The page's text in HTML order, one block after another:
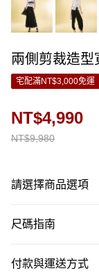
兩側剪裁造型
宅配滿NT$3,000免運
NT$9,980
NT$4,990
請選擇商品選項
尺碼指南
付款與運送方式